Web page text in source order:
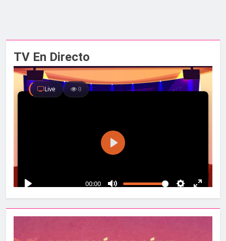
TV En Directo